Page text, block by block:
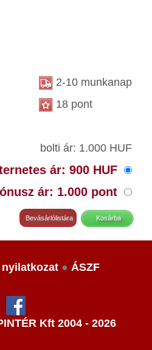
2-10 munkanap
18 pont
bolti ár: 1.000 HUF
ár: 900 HUF
ár: 1.000 pont
● ÁSZF
Kft 2004 - 2026